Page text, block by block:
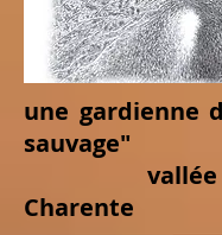
une gardienne
sauvage"
vallée
Charente